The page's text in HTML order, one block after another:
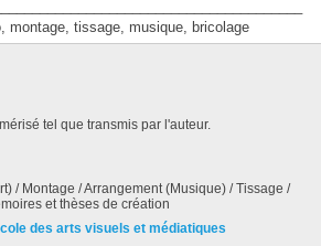
montage, tissage, musique, bricolage
tel que transmis par l'auteur.
/ Montage / Arrangement (Musique) / Tissage /
et thèses de création
des arts visuels et médiatiques